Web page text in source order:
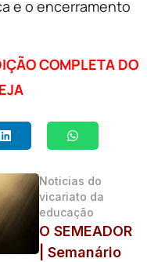
e o encerramento
COMPLETA DO
Noticias do
vicariato da
educação
O SEMEADOR
| Semanário